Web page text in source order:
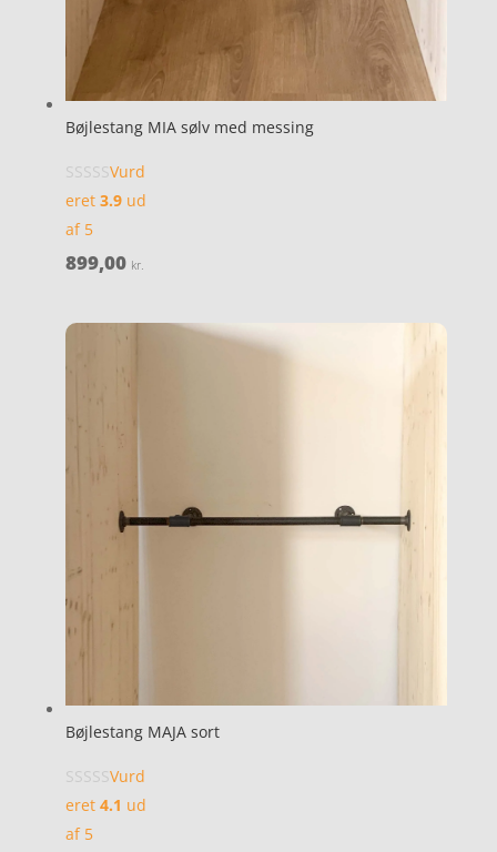
Bøjlestang MIA sølv med messing
Vurd
eret 3.9ud
af 5
899,00 kr.
Bøjlestang MAJA sort
Vurd
eret 4.1 ud
af 5